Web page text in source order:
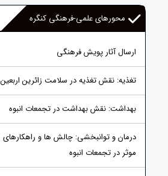
محورهای علمی-فرهنگی کنگره
ارسال آثار پویش فرهنگی
تغذیه: نقش تغذیه در سلامت زائرین اربعین
بهداشت: نقش بهداشت در تجمعات انبوه
درمان و توانبخشی: چالش ها و راهکارهای
موثر در تجمعات انبوه